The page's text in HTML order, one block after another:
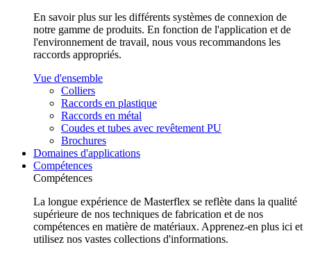
En savoir plus sur les différents systèmes de connexion de
notre gamme de produits. En fonction de l'application et de
l'environnement de travail, nous vous recommandons les
raccords appropriés.
Vue d'ensemble
Colliers
Raccords en plastique
Raccords en métal
Coudes et tubes avec revêtement PU
Brochures
Domaines d'applications
Compétences
Compétences
La longue expérience de Masterflex se reflète dans la qualité
supérieure de nos techniques de fabrication et de nos
compétences en matière de matériaux. Apprenez-en plus ici et
utilisez nos vastes collections d'informations.